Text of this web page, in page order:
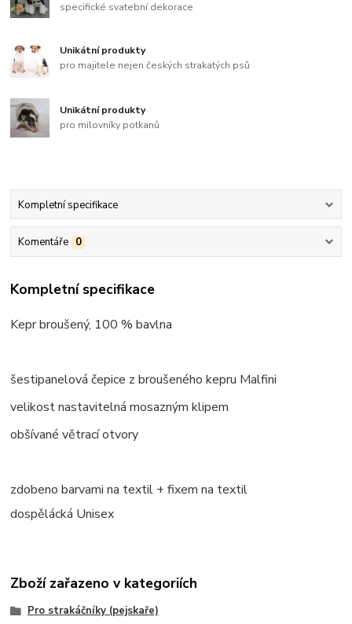
specifické svatební dekorace
Unikátní produkty
pro majitele nejen českých strakatých psů
Unikátní produkty
pro milovníky potkanů
Kompletní specifikace
Komentáře 0
Kompletní specifikace
Kepr broušený, 100 % bavlna
šestipanelová čepice z broušeného kepru Malfini
velikostnastavitelná mosazným klipem
obšívané větrací otvory
zdobeno barvami na textil + fixem na textil
dospělácká Unisex
Zboží zařazeno v kategoriích
Pro strakáčníky (pejskaře)